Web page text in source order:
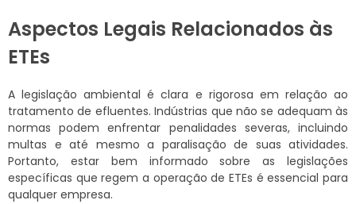
Aspectos Legais Relacionados às
ETEs
A legislação ambiental é clara e rigorosa em relação ao
tratamento de efluentes. Indústrias que não se adequam às
normas podem enfrentar penalidades severas, incluindo
multas e até mesmo a paralisação de suas atividades.
Portanto, estar bem informado sobre as legislações
específicas que regem a operação de ETEs é essencial para
qualquer empresa.